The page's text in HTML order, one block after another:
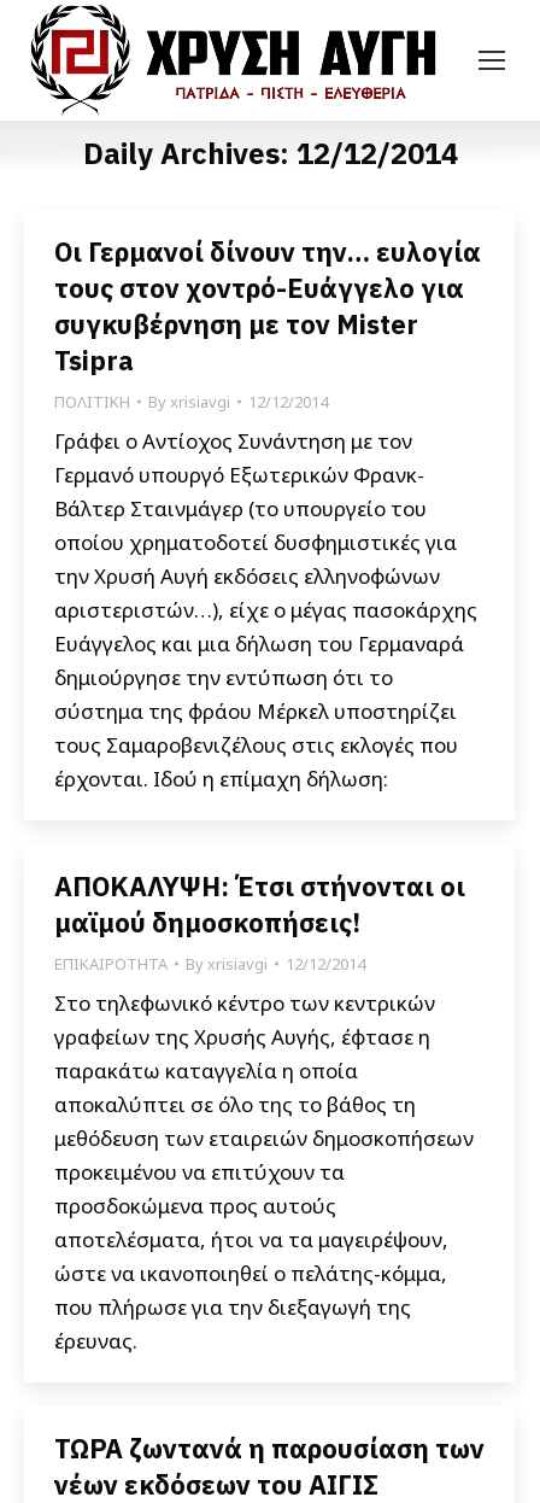
Daily Archives: 12/12/2014
Οι Γερμανοί δίνουν την… ευλογία
τους στον χοντρό-Ευάγγελο για
συγκυβέρνηση με τον Mister
Tsipra
ΠΟΛΙΤΙΚΗ Byxrisiavgi 12/12/2014
Γράφει ο Αντίοχος Συνάντηση με τον
Γερμανό υπουργό Εξωτερικών Φρανκ-
Βάλτερ Σταινμάγερ (το υπουργείο του
οποίου χρηματοδοτεί δυσφημιστικές για
την Χρυσή Αυγή εκδόσεις ελληνοφώνων
αριστεριστών…), είχε ο μέγας πασοκάρχης
Ευάγγελος και μια δήλωση του Γερμαναρά
δημιούργησε την εντύπωση ότι το
σύστημα της φράου Μέρκελ υποστηρίζει
τους Σαμαροβενιζέλους στις εκλογές που
έρχονται. Ιδού η επίμαχη δήλωση:
ΑΠΟΚΑΛΥΨΗ: Έτσι στήνονται οι
μαϊμού δημοσκοπήσεις!
ΕΠΙΚΑΙΡΟΤΗΤΑ Byxrisiavgi 12/12/2014
Στο τηλεφωνικό κέντρο των κεντρικών
γραφείων της Χρυσής Αυγής, έφτασε η
παρακάτω καταγγελία η οποία
αποκαλύπτει σε όλο της το βάθος τη
μεθόδευση των εταιρειών δημοσκοπήσεων
προκειμένου να επιτύχουν τα
προσδοκώμενα προς αυτούς
αποτελέσματα, ήτοι να τα μαγειρέψουν,
ώστε να ικανοποιηθεί ο πελάτης-κόμμα,
που πλήρωσε για την διεξαγωγή της
έρευνας.
ΤΩΡΑ ζωντανά η παρουσίαση των
νέων εκδόσεων του ΑΙΓΙΣ